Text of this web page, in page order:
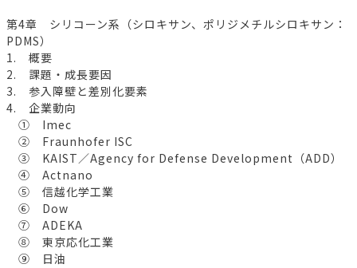
第4章 シリコーン系（シロキサン、ポリジメチルシロキサン：
PDMS）
1. 概要
2. 課題・成長要因
3. 参入障壁と差別化要素
4. 企業動向
① Imec
② Fraunhofer ISC
③ KAIST／Agency for Defense Development（ADD）
④ Actnano
⑤ 信越化学工業
⑥ Dow
⑦ ADEKA
⑧ 東京応化工業
⑨ 日油